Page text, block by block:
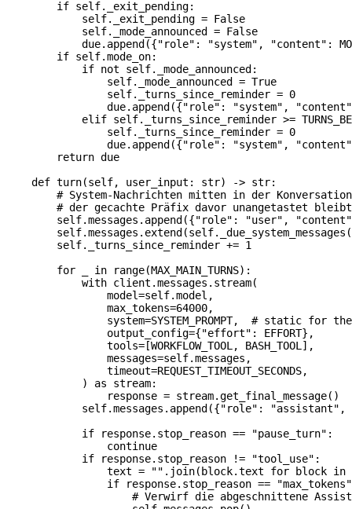
        if
self._exit_pending:
            self
._exit_pending = False
            self
._mode_announced = False
            due.append({
"role" : "system" , "content" :
        if
self.mode_on:
            if
not self._mode_announced:
                self
._mode_announced = True
                self
._turns_since_reminder = 0
                due.append({
"role" : "system" ,
"content"
            elif
self._turns_since_reminder >=
                self
._turns_since_reminder = 0
                due.append({
"role" : "system" ,
"content"
        return
due
    def
turn(self, user_input : str) -> str:
# System-Nachrichten mitten in der
# der gecachte Präfix davor unangetastet
        self
.messages.append({"role" : "user" ,
"content"
        self
.messages.extend(self
        self
._turns_since_reminder += 1
        for
in range(MAX_MAIN_TURNS):
            with
client.messages.stream(
                model
=self.model,
                max_tokens
=64000,
                system
=SYSTEM_PROMPT, # static for the
                output_config
={"effort" : EFFORT},
                tools
=[WORKFLOW_TOOL , BASH_TOOL ],
                messages
=self.messages,
                timeout
=REQUEST_TIMEOUT_SECONDS,
            )
as stream:
                response
= stream.get_final_message()
            self
.messages.append({"role" : "assistant" ,
            if
response.stop_reason == "pause_turn" :
                continue
            if
response.stop_reason != "tool_use" :
                text
= "" .join(block.text for block in
                if
response.stop_reason == "max_tokens"
# Verwirf die abgeschnittene